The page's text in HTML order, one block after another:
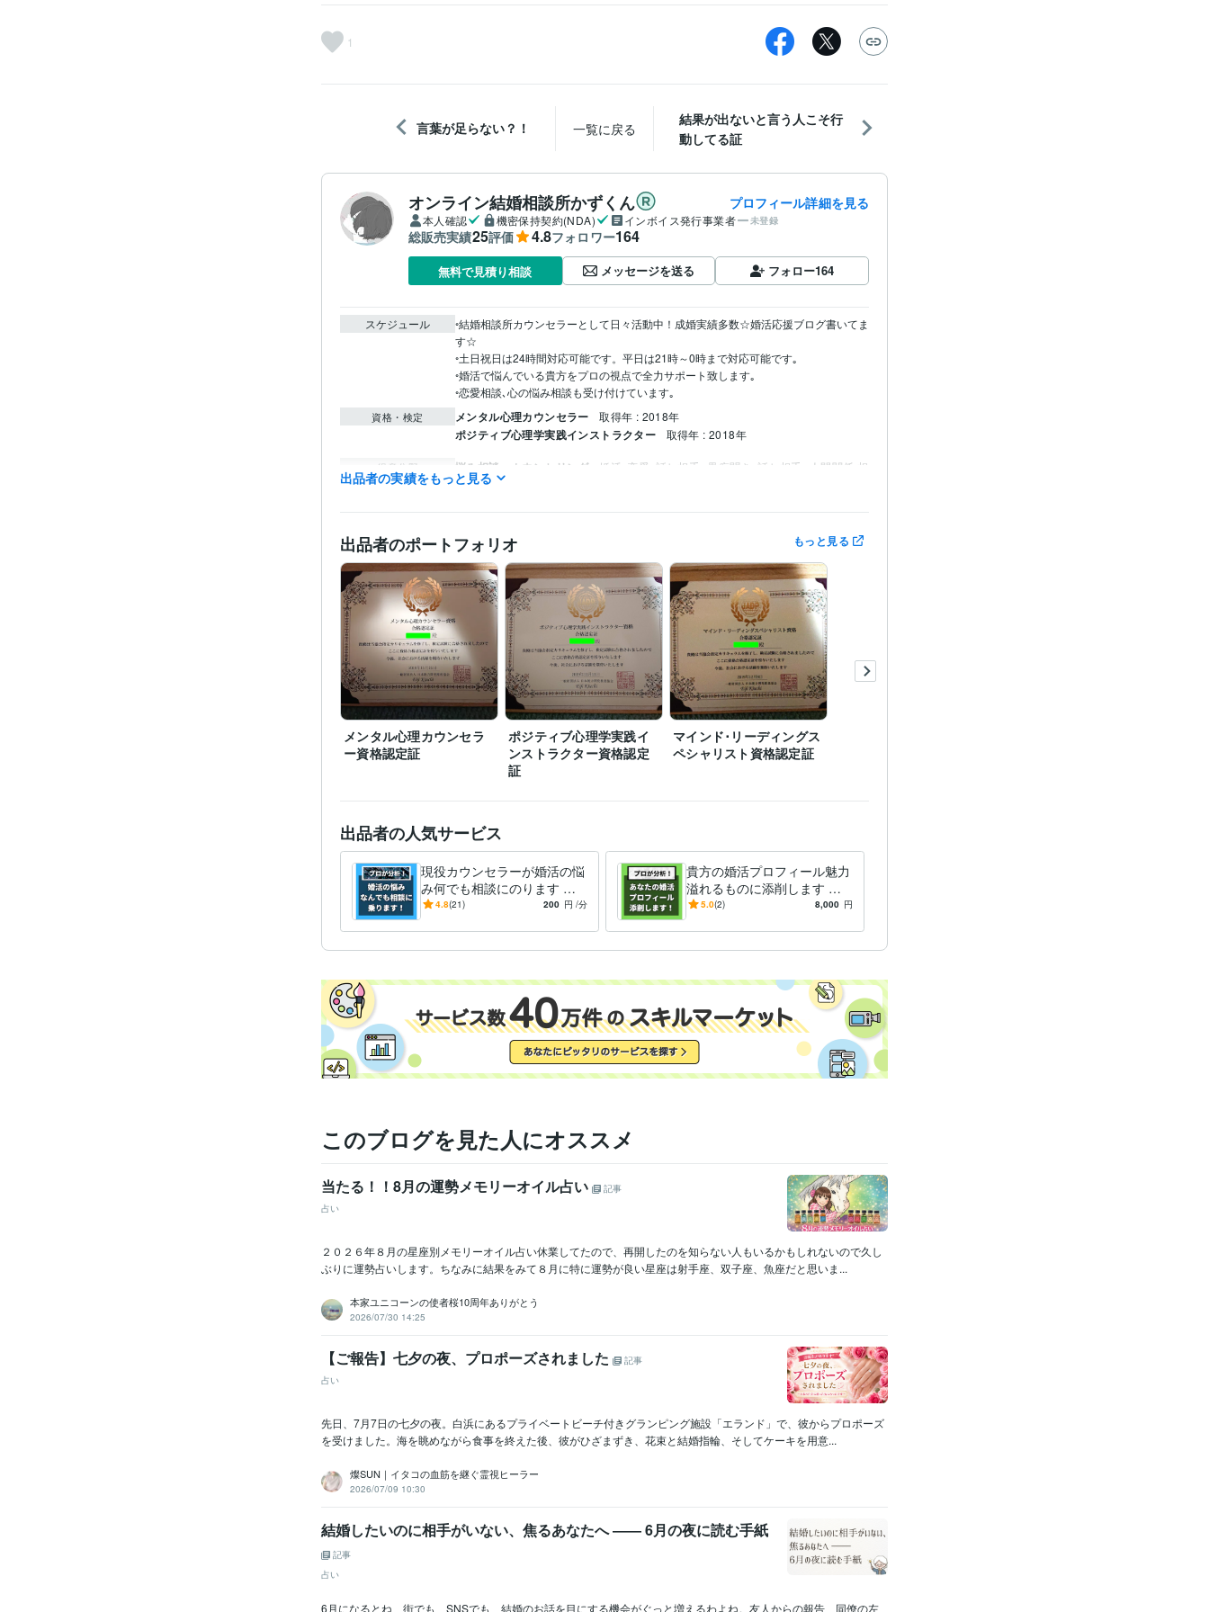
1
言葉が足らない？！ 一覧に戻る
結果が出ないと言う人こそ行
動してる証
オンライン結婚相談所かずくん プロフィール詳細を見る
本人確認 機密保持契約(NDA) インボイス発行事業者 未登録
総販売実績25評価 4.8フォロワー164
無料で見積り相談 メッセージを送る フォロー164
スケジュール
◦結婚相談所カウンセラーとして日々活動中！成婚実績多数☆婚活応援ブログ書いてま
す☆
◦土日祝日は24時間対応可能です。平日は21時～0時まで対応可能です｡
◦婚活で悩んでいる貴方をプロの視点で全力サポート致します｡
◦恋愛相談､心の悩み相談も受け付けています｡
資格・検定 メンタル心理カウンセラー 取得年 : 2018年
ポジティブ心理学実践インストラクター 取得年 : 2018年
得意分野 悩み相談・カウンセリング 婚活､恋愛､話し相手 愚痴聞き､話し相手
人間関係 相
談
出品者の実績をもっと見る
出品者のポートフォリオ もっと見る
メンタル心理カウンセラ
ー資格認定証
ポジティブ心理学実践イ
ンストラクター資格認定
証
マインド･リーディングス
ペシャリスト資格認定証
出品者の人気サービス
現役カウンセラーが婚活の悩
み何でも相談にのります パ
ーティー･お見合い･LINE･デ
4.8(21) 200 円 /分
貴方の婚活プロフィール魅力
溢れるものに添削します 婚
活の武器であるプロフィール
5.0(2) 8,000 円
このブログを見た人にオススメ
当たる！！8月の運勢メモリーオイル占い
記事
占い
２０２６年８月の星座別メモリーオイル占い休業してたので、再開したのを知らない人もいるかもしれないので久し
ぶりに運勢占いします。ちなみに結果をみて８月に特に運勢が良い星座は射手座、双子座、魚座だと思いま...
本家ユニコーンの使者桜10周年ありがとう
2026/07/30 14:25
【ご報告】七夕の夜、プロポーズされました
記事
占い
先日、7月7日の七夕の夜。白浜にあるプライベートビーチ付きグランピング施設「エランド」で、彼からプロポーズ
を受けました。海を眺めながら食事を終えた後、彼がひざまずき、花束と結婚指輪、そしてケーキを用意...
燦SUN｜イタコの血筋を継ぐ霊視ヒーラー
2026/07/09 10:30
結婚したいのに相手がいない、焦るあなたへ ―― 6月の夜に読む手紙
記事
占い
6月になるとね、街でも、SNSでも、結婚のお話を目にする機会がぐっと増えるわよね。友人からの報告、同僚の左